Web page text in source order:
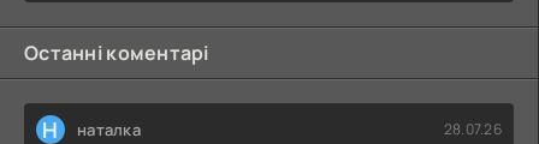
Останні коментарі
Н наталка 28.07.26